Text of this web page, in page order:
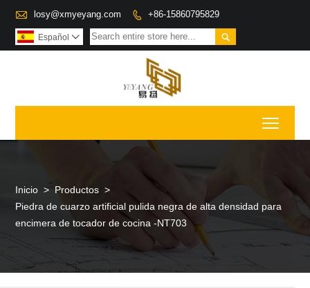
 losy@xmyeyang.com  +86-15860795829

Español 
Inicio > Productos >
Piedra de cuarzo artificial pulida negra de alta densidad para
encimera de tocador de cocina -NT703